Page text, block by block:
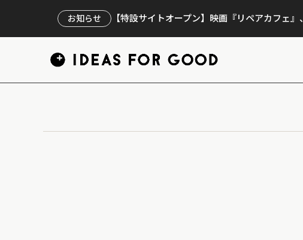
お知らせ 【特設サイトオープン】映画『リペアカフェ